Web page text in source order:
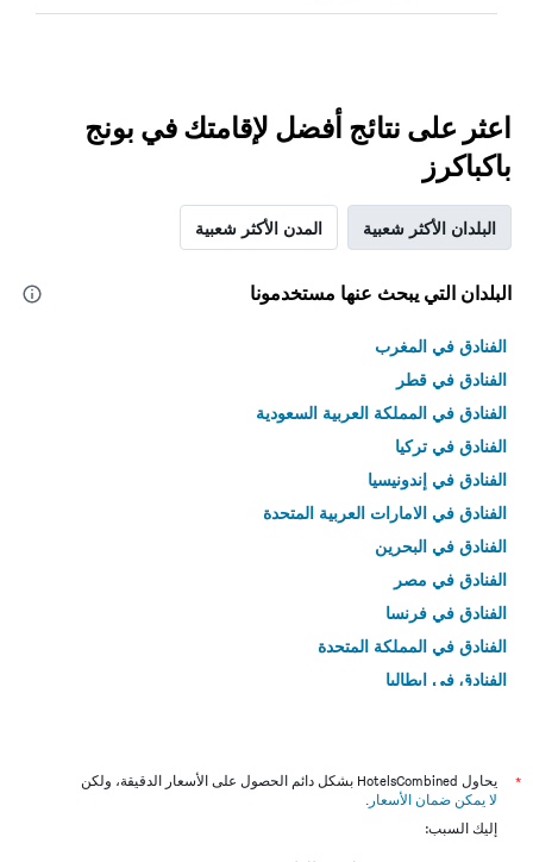
اعثر على نتائج أفضل لإقامتك في بونج
باكباكرز
البلدان الأكثر شعبية المدن الأكثر شعبية
البلدان التي يبحث عنها مستخدمونا
الفنادق في المغرب
الفنادق في قطر
الفنادق في المملكة العربية السعودية
الفنادق في تركيا
الفنادق في إندونيسيا
الفنادق في الامارات العربية المتحدة
الفنادق في البحرين
الفنادق في مصر
الفنادق في فرنسا
الفنادق في المملكة المتحدة
الفنادق في إيطاليا
*
يحاول HotelsCombined بشكل دائم الحصول على الأسعار الدقيقة، ولكن
لا يمكن ضمان الأسعار .
إليك السبب: